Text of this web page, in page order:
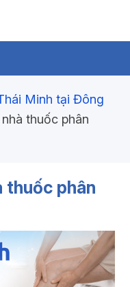
Minh tại Đông
thuốc phân
thuốc phân